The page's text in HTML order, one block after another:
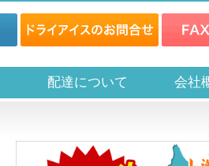
配達について 会社